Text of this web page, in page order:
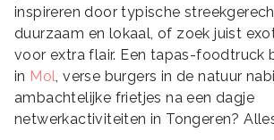
inspireren door typische
duurzaam en lokaal, of zoek juist
voor extra flair. Een tapas-foodtruck
in Mol, verse burgers in de natuur
ambachtelijke frietjes na een dagje
netwerkactiviteiten in Tongeren?